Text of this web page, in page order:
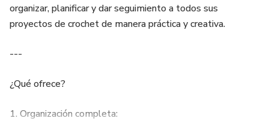
organizar, planificar y dar seguimiento a todos sus
proyectos de crochet de manera práctica y creativa.
---
¿Qué ofrece?
1. Organización completa: